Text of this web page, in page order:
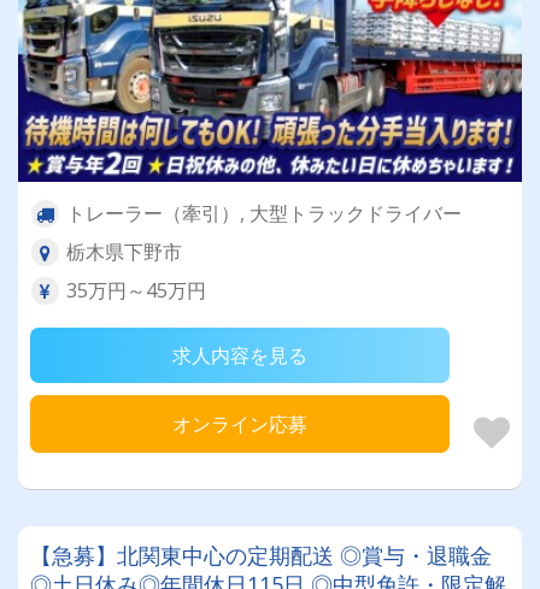
トレーラー（牽引）, 大型トラックドライバー
栃木県下野市
35万円～45万円
求人内容を見る
オンライン応募
【急募】北関東中心の定期配送 ◎賞与・退職金